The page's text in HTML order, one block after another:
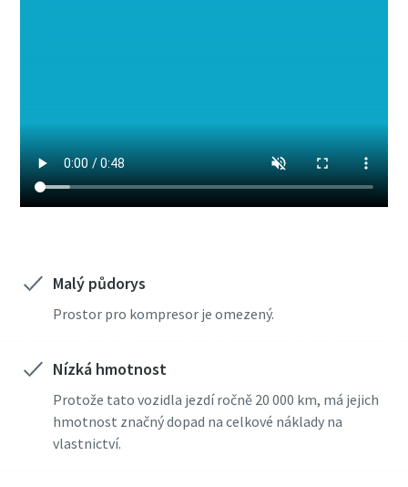
Malý půdorys
Prostor pro kompresor je omezený.
Nízká hmotnost
Protože tato vozidla jezdí ročně 20 000 km, má jejich
hmotnost značný dopad na celkové náklady na
vlastnictví.